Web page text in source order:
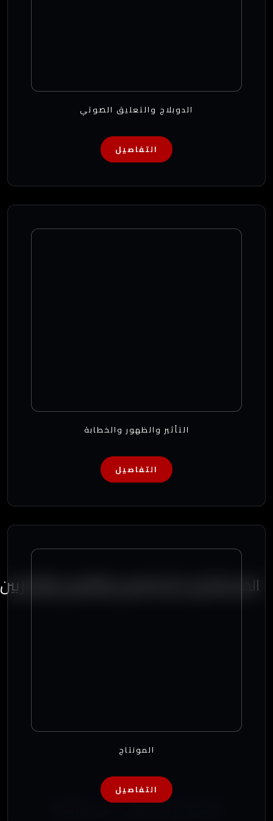
الدوبلاج والتعليق الصوتي
التفاصيل
التأثير والظهور والخطابة
التفاصيل
المونتاج
التفاصيل
المستشارين الإعلاميين والفنيين والإداريين
بعض الإحصائيات عن شركتنا